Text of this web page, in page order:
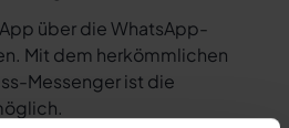
über die WhatsApp-
Mit dem herkömmlichen
Messenger ist die